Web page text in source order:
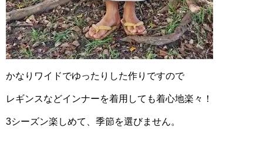
かなりワイドでゆったりした作りですので
レギンスなどインナーを着用しても着心地楽々！
3シーズン楽しめて、季節を選びません。